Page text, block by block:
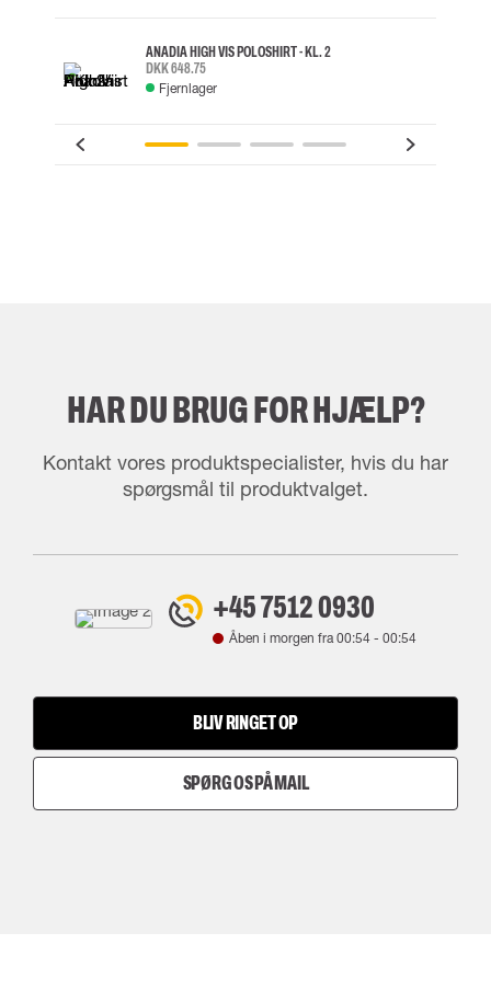
ANADIA HIGH VIS POLOSHIRT - KL. 2
DKK 648.75
Fjernlager
HAR DU BRUG FOR HJÆLP?
Kontakt vores produktspecialister, hvis du har
spørgsmål til produktvalget.
+45 7512 0930
Åben i morgen fra00:54 - 00:54
BLIV RINGET OP
SPØRG OS PÅ MAIL